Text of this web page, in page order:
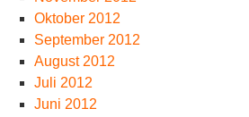
Oktober 2012
September 2012
August 2012
Juli 2012
Juni 2012